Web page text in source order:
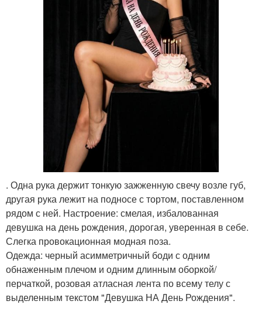
. Одна рука держит тонкую зажженную свечу возле губ,
другая рука лежит на подносе с тортом, поставленном
рядом с ней. Настроение: смелая, избалованная
девушка на день рождения, дорогая, уверенная в себе.
Слегка провокационная модная поза.
Одежда: черный асимметричный боди с одним
обнаженным плечом и одним длинным оборкой/
перчаткой, розовая атласная лента по всему телу с
выделенным текстом "Девушка НА День Рождения".